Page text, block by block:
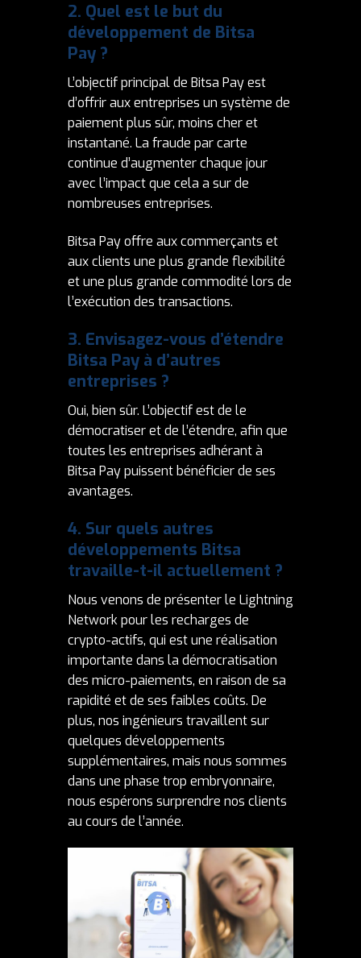
2. Quel est le but du
développement de Bitsa
Pay ?
L’objectif principal de Bitsa Pay est
d’offrir aux entreprises un système de
paiement plus sûr, moins cher et
instantané. La fraude par carte
continue d’augmenter chaque jour
avec l’impact que cela a sur de
nombreuses entreprises.
Bitsa Pay offre aux commerçants et
aux clients une plus grande flexibilité
et une plus grande commodité lors de
l’exécution des transactions.
3. Envisagez-vous d’étendre
Bitsa Pay à d’autres
entreprises ?
Oui, bien sûr. L’objectif est de le
démocratiser et de l’étendre, afin que
toutes les entreprises adhérant à
Bitsa Pay puissent bénéficier de ses
avantages.
4. Sur quels autres
développements Bitsa
travaille-t-il actuellement ?
Nous venons de présenter le Lightning
Network pour les recharges de
crypto-actifs, qui est une réalisation
importante dans la démocratisation
des micro-paiements, en raison de sa
rapidité et de ses faibles coûts. De
plus, nos ingénieurs travaillent sur
quelques développements
supplémentaires, mais nous sommes
dans une phase trop embryonnaire,
nous espérons surprendre nos clients
au cours de l’année.